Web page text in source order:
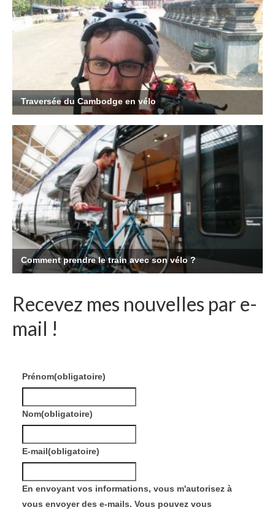
Recevez mes nouvelles par e-
mail !
Prénom(obligatoire)
Nom(obligatoire)
E-mail(obligatoire)
En envoyant vos informations, vous m'autorisez à
vous envoyer des e-mails. Vous pouvez vous